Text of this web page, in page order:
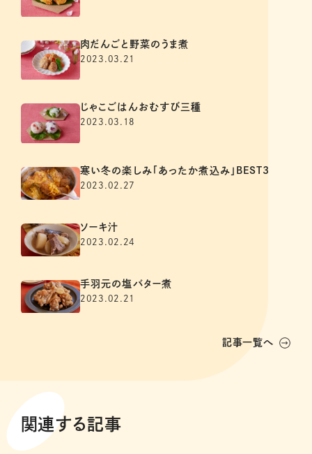
肉だんごと野菜のうま煮
2023.03.21
じゃこごはんおむすび三種
2023.03.18
寒い冬の楽しみ「あったか煮込み」BEST3
2023.02.27
ソーキ汁
2023.02.24
手羽元の塩バター煮
2023.02.21
記事一覧へ
関連する記事